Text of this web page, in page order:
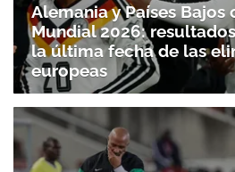
Alemania y Países Bajos
Mundial 2026:
la última fecha de las
europeas